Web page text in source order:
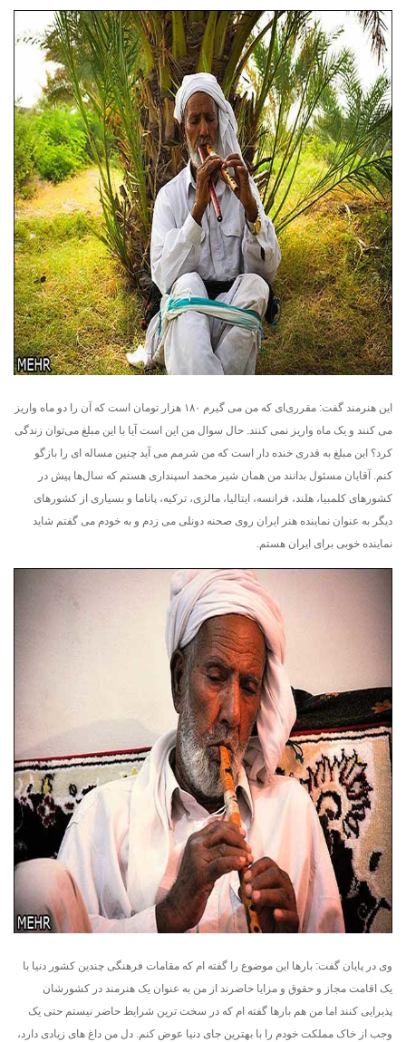
این هنرمند گفت: مقرری‌ای که من می گیرم ۱۸۰ هزار تومان است که آن را دو ماه واریز
می کنند و یک ماه واریز نمی کنند. حال سوال من این است آیا با این مبلغ می‌توان زندگی
کرد؟ این مبلغ به قدری خنده دار است که من شرمم می آید چنین مساله ای را بازگو
کنم. آقایان مسئول بدانند من همان شیر محمد اسپنداری هستم که سال‌ها پیش در
کشورهای کلمبیا، هلند، فرانسه، ایتالیا، مالزی، ترکیه، پاناما و بسیاری از کشورهای
دیگر به عنوان نماینده هنر ایران روی صحنه دونلی می زدم و به خودم می گفتم شاید
نماینده خوبی برای ایران هستم.
وی در پایان گفت: بارها این موضوع را گفته ام که مقامات فرهنگی چندین کشور دنیا با
یک اقامت مجاز و حقوق و مزایا حاضرند از من به عنوان یک هنرمند در کشورشان
پذیرایی کنند اما من هم بارها گفته ام که در سخت ترین شرایط حاضر نیستم حتی یک
وجب از خاک مملکت خودم را با بهترین جای دنیا عوض کنم. دل من داغ های زیادی دارد،